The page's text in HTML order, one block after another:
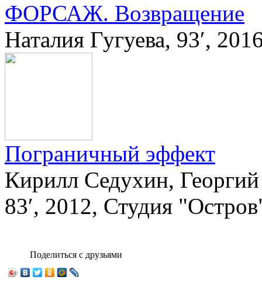
ФОРСАЖ. Возвращение
Наталия Гугуева, 93′,
Пограничный эффект
Кирилл Седухин,
83′, 2012, Студия
Поделиться с друзьями